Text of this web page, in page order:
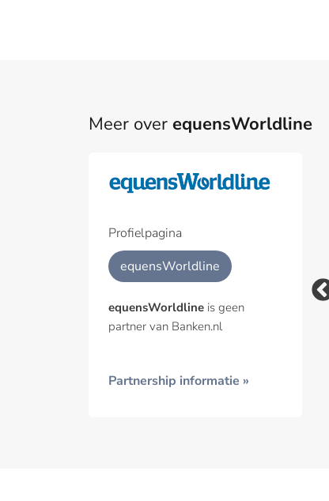
Meer over equensWorldline
Profielpagina
equensWorldline
equensWorldline is geen
partner van Banken.nl
Partnership informatie »
Instant Payments –
eindelijk, maar heeft
toch wel wat voeten
EquensWorldline
lanceert pan-
Europese standaard
voor mobiele P2P-